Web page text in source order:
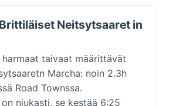
Neitsytsaaret in
taivaat määrittävät
Marcha: noin 2.3h
Road Townssa.
niukasti, se kestää 6:25